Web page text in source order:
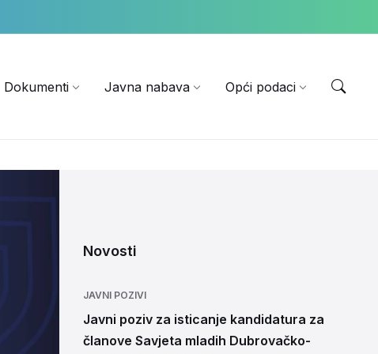
Dokumenti Javna nabava Opći podaci
Novosti
JAVNI POZIVI
Javni poziv za isticanje kandidatura za
članove Savjeta mladih Dubrovačko-